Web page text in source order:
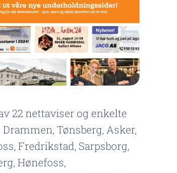
22 nettaviser og enkelte
Tønsberg, Asker,
Fredrikstad, Sarpsborg,
Hønefoss,